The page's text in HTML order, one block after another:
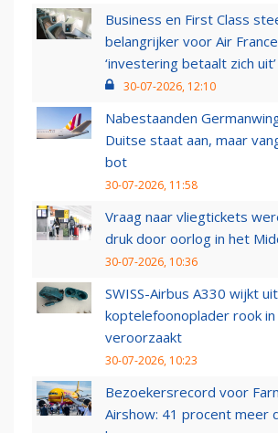
Business en First Class
belangrijker voor Air
‘investering betaalt zich uit’
30-07-2026, 12:10
Nabestaanden
Duitse staat aan, maar
bot
30-07-2026, 11:58
Vraag naar vliegtickets
druk door oorlog in het
30-07-2026, 10:36
SWISS-Airbus A330 wijkt
koptelefoonoplader rook in
veroorzaakt
30-07-2026, 10:23
Bezoekersrecord voor
Airshow: 41 procent meer